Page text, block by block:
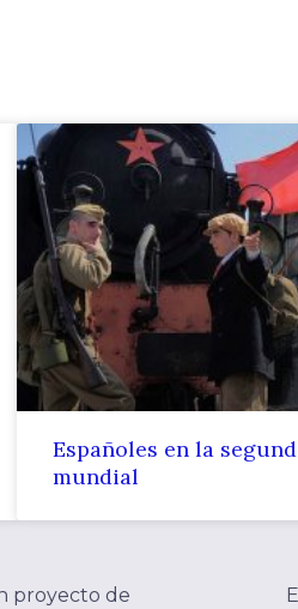
Españoles en la
mundial
proyecto de